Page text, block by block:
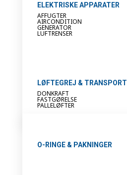
ELEKTRISKE APPARATER
AFFUGTER
AIRCONDITION
GENERATOR
LUFTRENSER
LØFTEGREJ & TRANSPORT
DONKRAFT
FASTGØRELSE
PALLELØFTER
O-RINGE & PAKNINGER